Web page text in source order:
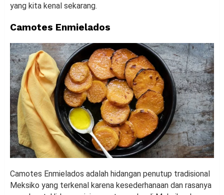
yang kita kenal sekarang.
Camotes Enmielados
Camotes Enmielados adalah hidangan penutup tradisional
Meksiko yang terkenal karena kesederhanaan dan rasanya